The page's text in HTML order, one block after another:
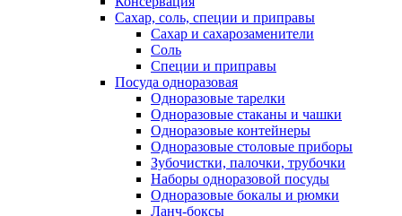
Сахар, соль, специи и приправы
Сахар и сахарозаменители
Соль
Специи и приправы
Посуда одноразовая
Одноразовые тарелки
Одноразовые стаканы и чашки
Одноразовые контейнеры
Одноразовые столовые приборы
Зубочистки, палочки, трубочки
Наборы одноразовой посуды
Одноразовые бокалы и рюмки
Ланч-боксы